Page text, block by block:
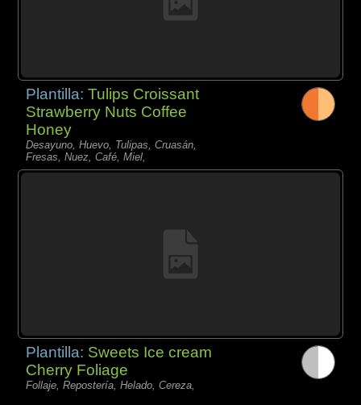
Plantilla:Tulips Croissant
Strawberry Nuts Coffee
Honey
Desayuno, Huevo, Tulipas, Cruasán,
Fresas, Nuez, Café, Miel,
Plantilla: Sweets Ice cream
Cherry Foliage
Follaje, Repostería, Helado, Cereza,